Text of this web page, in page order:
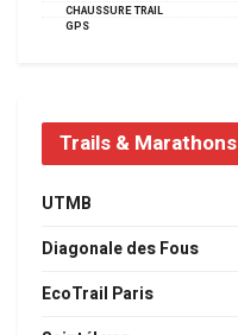
CHAUSSURE TRAIL
GPS
Trails & Marathons
UTMB
Diagonale des Fous
EcoTrail Paris